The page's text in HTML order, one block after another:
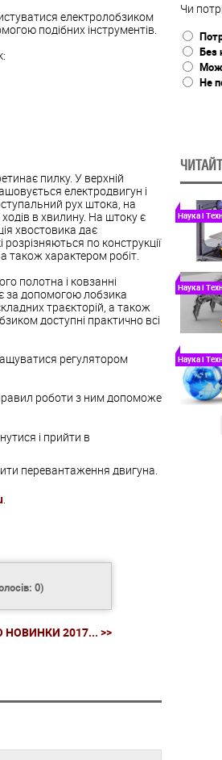
електролобзиком
подібних інструментів.
пилку. У верхній
електродвигун і
рух штока, на
в хвилину. На штоку є
хвостовика дає
по конструкції
також характером робіт.
полотна і ковзанні
за допомогою лобзика
траєкторій, а також
доступні практично всі
регулятором
роботи з ним допоможе
і прийти в
перевантаження двигуна.
.
0)
НОВИНКИ 2017... >>
Чи
Без
Не
Наука і
Наука і
Наука і